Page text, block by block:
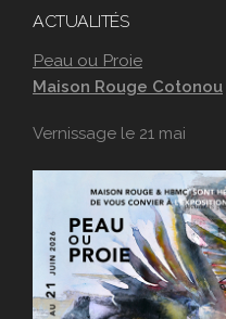
ACTUALITÉS
Peau ou Proie
Maison Rouge Cotonou
Vernissage le 21 mai